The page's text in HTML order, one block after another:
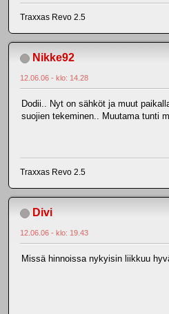
Traxxas Revo 2.5
Nikke92
12.06.06 - klo: 14.28
Dodii.. Nyt on sähköt ja muut
suojien tekeminen.. Muutama tunti
Traxxas Revo 2.5
Divi
12.06.06 - klo: 19.43
Missä hinnoissa nykyisin liikkuu